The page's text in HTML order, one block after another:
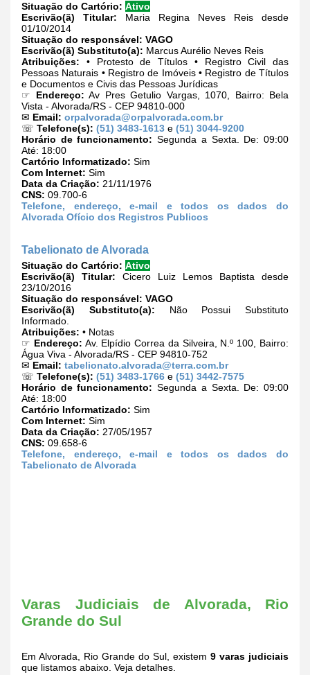
Situação do Cartório: Ativo
Escrivão(ã) Titular: Maria Regina Neves Reis desde
01/10/2014
Situação do responsável: VAGO
Escrivão(ã) Substituto(a): Marcus Aurélio Neves Reis
Atribuições: • Protesto de Títulos • Registro Civil das
Pessoas Naturais • Registro de Imóveis • Registro de Títulos
e Documentos e Civis das Pessoas Jurídicas
☞ Endereço: Av Pres Getulio Vargas, 1070, Bairro: Bela
Vista - Alvorada/RS - CEP 94810-000
✉ Email: orpalvorada@orpalvorada.com.br
☏ Telefone(s): (51) 3483-1613 e (51) 3044-9200
Horário de funcionamento: Segunda a Sexta. De: 09:00
Até: 18:00
Cartório Informatizado: Sim
Com Internet: Sim
Data da Criação: 21/11/1976
CNS: 09.700-6
Telefone, endereço, e-mail e todos os dados do
Alvorada Ofício dos Registros Publicos
Tabelionato de Alvorada
Situação do Cartório: Ativo
Escrivão(ã) Titular: Cicero Luiz Lemos Baptista desde
23/10/2016
Situação do responsável: VAGO
Escrivão(ã) Substituto(a): Não Possui Substituto
Informado.
Atribuições: • Notas
☞ Endereço: Av. Elpídio Correa da Silveira, N.º 100, Bairro:
Água Viva - Alvorada/RS - CEP 94810-752
✉ Email: tabelionato.alvorada@terra.com.br
☏ Telefone(s): (51) 3483-1766 e (51) 3442-7575
Horário de funcionamento: Segunda a Sexta. De: 09:00
Até: 18:00
Cartório Informatizado: Sim
Com Internet: Sim
Data da Criação: 27/05/1957
CNS: 09.658-6
Telefone, endereço, e-mail e todos os dados do
Tabelionato de Alvorada
Varas Judiciais de Alvorada, Rio
Grande do Sul
Em Alvorada, Rio Grande do Sul, existem 9 varas judiciais
que listamos abaixo. Veja detalhes.